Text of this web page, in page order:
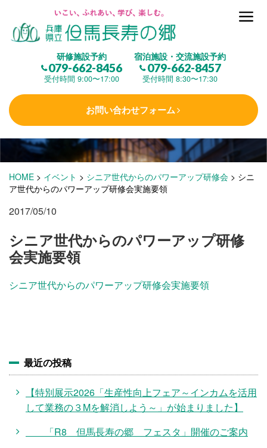
研修施設予約
079-662-8456
受付時間 9:00〜17:00
宿泊施設・交流施設予約
079-662-8457
受付時間 8:30〜17:30
お問い合わせフォーム
但馬長寿の郷とは
(研修施設)
楽しむ
学 ぶ(健康福祉)
泊まる(宿泊)
施設・料金
HOME > イベント > シニア世代からのパワーアップ研修会 > シニ
ア世代からのパワーアップ研修会実施要領
2017/05/10
シニア世代からのパワーアップ研修
会実施要領
シニア世代からのパワーアップ研修会実施要領
最近の投稿
【特別展示2026「生産性向上フェア～インカムを活用
して業務の３Mを解消しよう～」が始まりました】
「R8 但馬長寿の郷 フェスタ」開催のご案内